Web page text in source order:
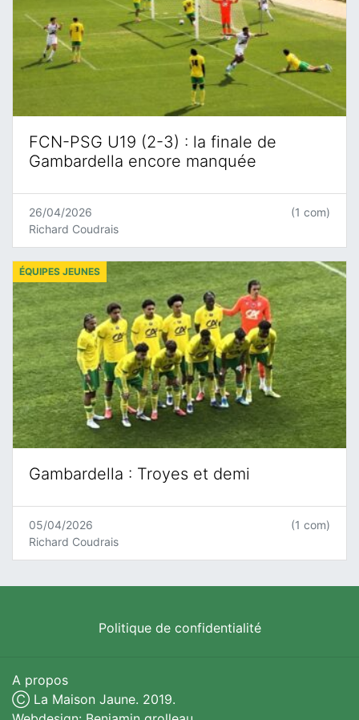
FCN-PSG U19 (2-3) : la finale de
Gambardella encore manquée
26/04/2026
Richard Coudrais
(1 com)
Gambardella : Troyes et demi
ÉQUIPES JEUNES
05/04/2026
Richard Coudrais
(1 com)
Politique de confidentialité
A propos
Ⓒ La Maison Jaune. 2019.